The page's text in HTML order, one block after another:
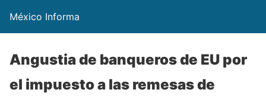
México Informa
Angustia de banqueros de EU por
el impuesto a las remesas de